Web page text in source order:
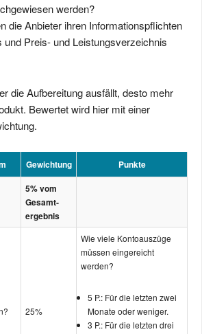
werden?
die Anbieter ihren Informationspflichten
und Preis- und Leistungsverzeichnis
die Aufbereitung ausfällt, desto mehr
Bewertet wird hier mit einer
Gewichtung Punkte
5% vom
Gesamt­
ergebnis
25%
Wie viele Kontoauszüge
müssen eingereicht
werden?
5 P.: Für die letzten zwei
Monate oder weniger.
3 P.: Für die letzten drei